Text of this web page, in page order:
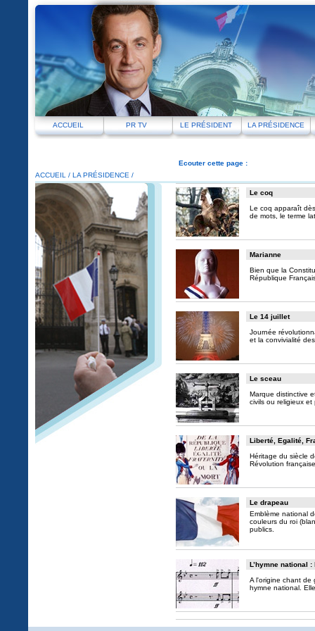
ACCUEIL PR TV LE PRÉSIDENT LA PRÉSIDENCE
ACCUEIL / LA PRÉSIDENCE /
Ecouter cette page :
Le coq
Le coq apparaît
de mots, le terme
Marianne
Bien que la
République
Le 14 juillet
Journée
et la convivialité
Le sceau
Marque distinctive
civils ou religieux
Liberté, Egalité,
Héritage du siècle
Révolution
Le drapeau
Emblème national
couleurs du roi
publics.
L’hymne national
A l'origine chant de
hymne national.